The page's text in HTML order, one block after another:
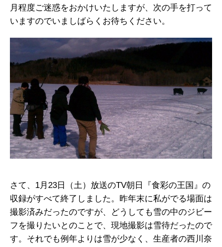
月程度ご迷惑をおかけいたしますが、次の手を打って
いますのでいましばらくお待ちください。
さて、1月23日（土）放送のTV朝日『食彩の王国』の
収録がすべて終了しました。昨年末に私がでる場面は
撮影済みだったのですが、どうしても雪の中のジビー
フを撮りたいとのことで、現地撮影は雪待だったので
す。それでも例年よりは雪が少なく、生産者の西川奈